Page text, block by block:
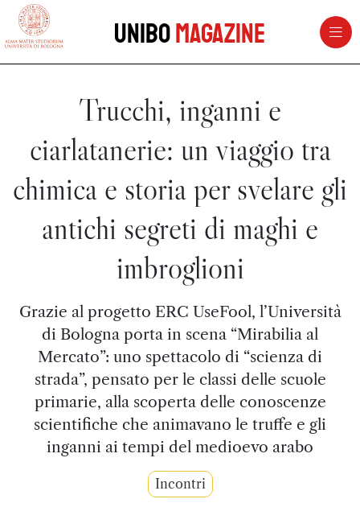
vai al contenuto della pagina
UniboMagazine
Trucchi, inganni e
ciarlatanerie: un viaggio tra
chimica e storia per svelare gli
antichi segreti di maghi e
imbroglioni
Grazie al progetto ERC UseFool, l’Università
di Bologna porta in scena “Mirabilia al
Mercato”: uno spettacolo di “scienza di
strada”, pensato per le classi delle scuole
primarie, alla scoperta delle conoscenze
scientifiche che animavano le truffe e gli
inganni ai tempi del medioevo arabo
Incontri